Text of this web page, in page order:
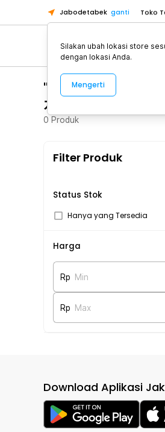
Jabodetabek ganti Toko
Pick n
Pick n
Pick n
Toko
Pick n
"탤그문의
지원 소액달돈드려
0 Produk
Filter Produk
Status Stok
Hanya yang Tersedia
Harga
Rp Min
Rp Max
Download Aplikasi
Silakan ubah lokasi store
dengan lokasi Anda.
Mengerti